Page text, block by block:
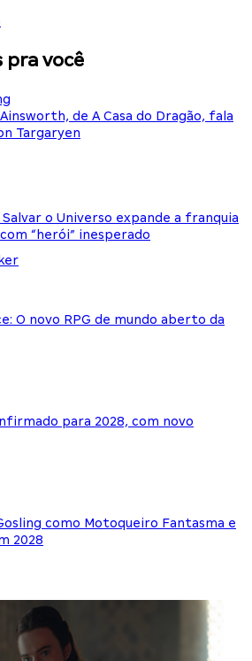
pra você
de A Casa do Dragão, fala
Targaryen
o Universo expande a franquia
“herói” inesperado
O novo RPG de mundo aberto da
para 2028, com novo
como Motoqueiro Fantasma e
2028